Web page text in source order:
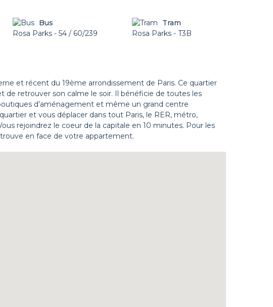
Bus
Rosa Parks - 54 / 60/239
Tram
Rosa Parks - T3B
et récent du 19ème arrondissement de Paris. Ce quartier
retrouver son calme le soir. Il bénéficie de toutes les
d’aménagement et même un grand centre
et vous déplacer dans tout Paris, le RER, métro,
rejoindrez le coeur de la capitale en 10 minutes. Pour les
en face de votre appartement.